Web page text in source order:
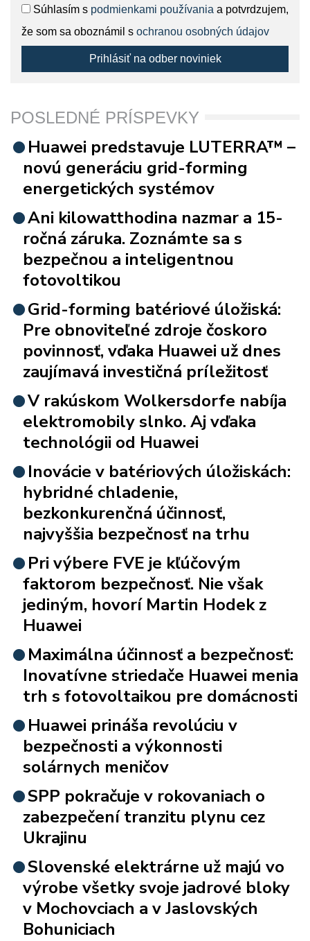
Súhlasím s podmienkami používania a potvrdzujem,
že som sa oboznámil s ochranou osobných údajov
Prihlásiť na odber noviniek
POSLEDNÉ PRÍSPEVKY
Huawei predstavuje LUTERRA™ –
novú generáciu grid-forming
energetických systémov
Ani kilowatthodina nazmar a 15-
ročná záruka. Zoznámte sa s
bezpečnou a inteligentnou
fotovoltikou
Grid-forming batériové úložiská:
Pre obnoviteľné zdroje čoskoro
povinnosť, vďaka Huawei už dnes
zaujímavá investičná príležitosť
V rakúskom Wolkersdorfe nabíja
elektromobily slnko. Aj vďaka
technológii od Huawei
Inovácie v batériových úložiskách:
hybridné chladenie,
bezkonkurenčná účinnosť,
najvyššia bezpečnosť na trhu
Pri výbere FVE je kľúčovým
faktorom bezpečnosť. Nie však
jediným, hovorí Martin Hodek z
Huawei
Maximálna účinnosť a bezpečnosť:
Inovatívne striedače Huawei menia
trh s fotovoltaikou pre domácnosti
Huawei prináša revolúciu v
bezpečnosti a výkonnosti
solárnych meničov
SPP pokračuje v rokovaniach o
zabezpečení tranzitu plynu cez
Ukrajinu
Slovenské elektrárne už majú vo
výrobe všetky svoje jadrové bloky
v Mochovciach a v Jaslovských
Bohuniciach